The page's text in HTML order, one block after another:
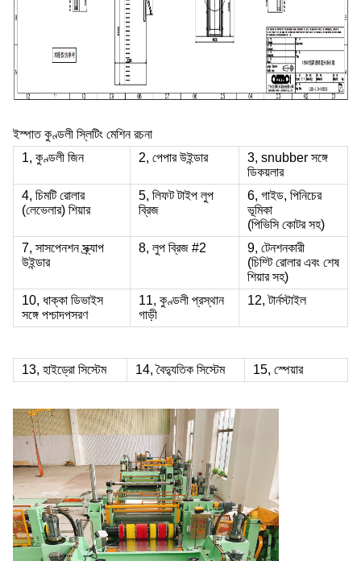
ইস্পাত কুণ্ডলী স্লিটিং মেশিন রচনা
1, কুণ্ডলী জিন
2, পেপার উইন্ডার
3, snubber সঙ্গে
ডিকয়লার
4, চিমটি রোলার
(লেভেলার) শিয়ার
5, লিফট টাইপ লুপ
ব্রিজ
6, গাইড, পিনিচের
ভূমিকা
(পিভিসি কোটর সহ)
7, সাসপেনশন স্ক্র্যাপ
উইন্ডার
8, লুপ ব্রিজ #2
9, টেনশনকারী
(চিম্টি রোলার এবং শেষ
শিয়ার সহ)
10, ধাক্কা ডিভাইস
সঙ্গে পশ্চাদপসরণ
11, কুণ্ডলী প্রস্থান
গাড়ী
12, টার্নস্টাইল
13, হাইড্রো সিস্টেম 14, বৈদ্যুতিক সিস্টেম 15, স্পেয়ার